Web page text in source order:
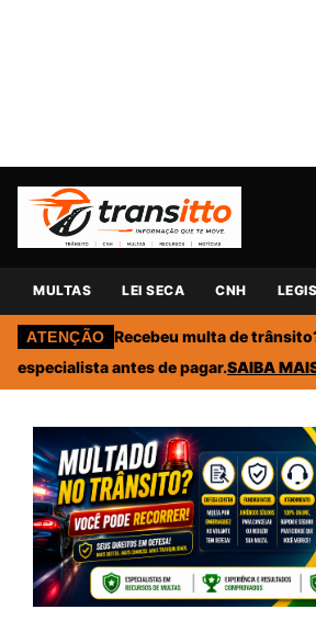
MULTAS LEI SECA CNH
ATENÇÃO Recebeu multa de
especialista antes de pagar.SAIBA